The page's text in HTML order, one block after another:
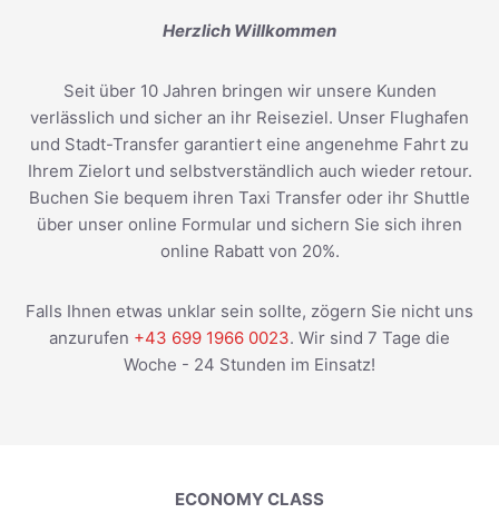
Herzlich Willkommen
Seit über 10 Jahren bringen wir unsere Kunden
verlässlich und sicher an ihr Reiseziel. Unser Flughafen
und Stadt-Transfer garantiert eine angenehme Fahrt zu
Ihrem Zielort und selbstverständlich auch wieder retour.
Buchen Sie bequem ihren Taxi Transfer oder ihr Shuttle
über unser online Formular und sichern Sie sich ihren
online Rabatt von 20%.
Falls Ihnen etwas unklar sein sollte, zögern Sie nicht uns
anzurufen +43 699 1966 0023. Wir sind 7 Tage die
Woche - 24 Stunden im Einsatz!
ECONOMY CLASS